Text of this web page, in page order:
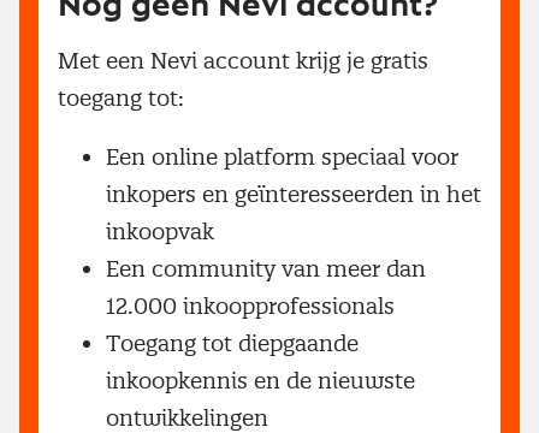
Met een Nevi account krijg je gratis
toegang tot:
Een online platform speciaal voor
inkopers en geïnteresseerden in het
inkoopvak
Een community van meer dan
12.000 inkoopprofessionals
Toegang tot diepgaande
inkoopkennis en de nieuwste
ontwikkelingen